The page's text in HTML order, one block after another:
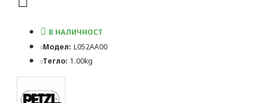
В НАЛИЧНОСТ
Модел: L052AA00
Тегло: 1.00kg